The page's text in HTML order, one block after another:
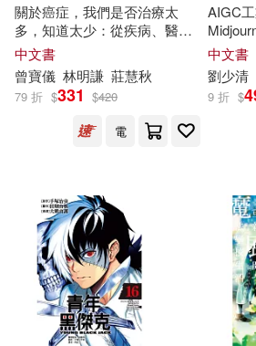
趙炎秋(6) 郁秋(6)
金實秋(6) 鈴木次郎(6)
鈴鳴いちご(6) 錢理群(6)
青春博客來編輯室(6)
高宣揚（主編）(6)
中國文聯出版社(17)
二十一世紀出版社(17)
北京出版社(17)
延邊大學出版社(17)
文化藝術出版社(17)
萬卷樓(17)
關於癌症，我們是否治療太
多，知道太少：從疾病、醫療
到全人健康，與10位專家的深
度對話
中文書
曾寶儀 林明謙 莊慧秋
79 折 $331 $420
電
AIGC
格探索
業產品
中文書
劉少清
9 折 $